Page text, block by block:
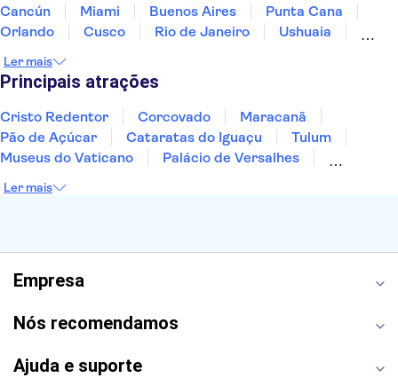
Cancún
Miami Buenos Aires
Punta Cana
Orlando
Cusco Rio de Janeiro
Ushuaia
Fernando de Noronha
Ler mais
Principais atrações
Cristo Redentor Corcovado
Maracanã
Pão de Açúcar
Cataratas do Iguaçu
Tulum
Museus do Vaticano
Palácio de Versalhes
Museu do Louvre
Ler mais
Empresa
Nós recomendamos
Ajuda e suporte